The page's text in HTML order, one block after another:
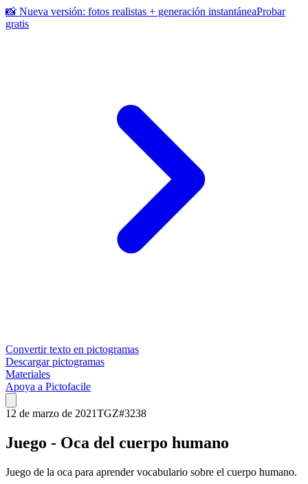
📸 Nueva versión: fotos realistas + generación instantáneaProbar
gratis
Convertir texto en pictogramas
Descargar pictogramas
Materiales
Apoya a Pictofacile
12 de marzo de 2021TGZ#3238
Juego - Oca del cuerpo humano
Juego de la oca para aprender vocabulario sobre el cuerpo humano.